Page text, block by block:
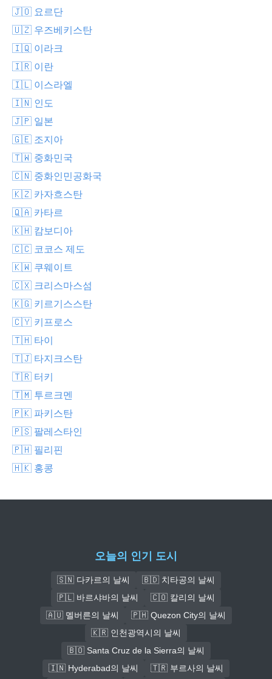
🇯🇴 요르단
🇺🇿 우즈베키스탄
🇮🇶 이라크
🇮🇷 이란
🇮🇱 이스라엘
🇮🇳 인도
🇯🇵 일본
🇬🇪 조지아
🇹🇼 중화민국
🇨🇳 중화인민공화국
🇰🇿 카자흐스탄
🇶🇦 카타르
🇰🇭 캄보디아
🇨🇨 코코스 제도
🇰🇼 쿠웨이트
🇨🇽 크리스마스섬
🇰🇬 키르기스스탄
🇨🇾 키프로스
🇹🇭 타이
🇹🇯 타지크스탄
🇹🇷 터키
🇹🇲 투르크멘
🇵🇰 파키스탄
🇵🇸 팔레스타인
🇵🇭 필리핀
🇭🇰 홍콩
오늘의 인기 도시
🇸🇳 다카르의 날씨
🇧🇩 치타공의 날씨
🇵🇱 바르샤바의 날씨
🇨🇴 칼리의 날씨
🇦🇺 멜버른의 날씨
🇵🇭 Quezon City의 날씨
🇰🇷 인천광역시의 날씨
🇧🇴 Santa Cruz de la Sierra의 날씨
🇮🇳 Hyderabad의 날씨
🇹🇷 부르사의 날씨